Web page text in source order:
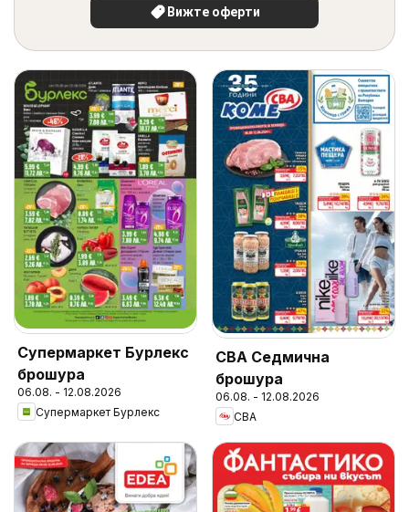
Вижте оферти
Супермаркет Бурлекс
брошура
06.08. - 12.08.2026
Супермаркет Бурлекс
CBA Седмична
брошура
06.08. - 12.08.2026
CBA